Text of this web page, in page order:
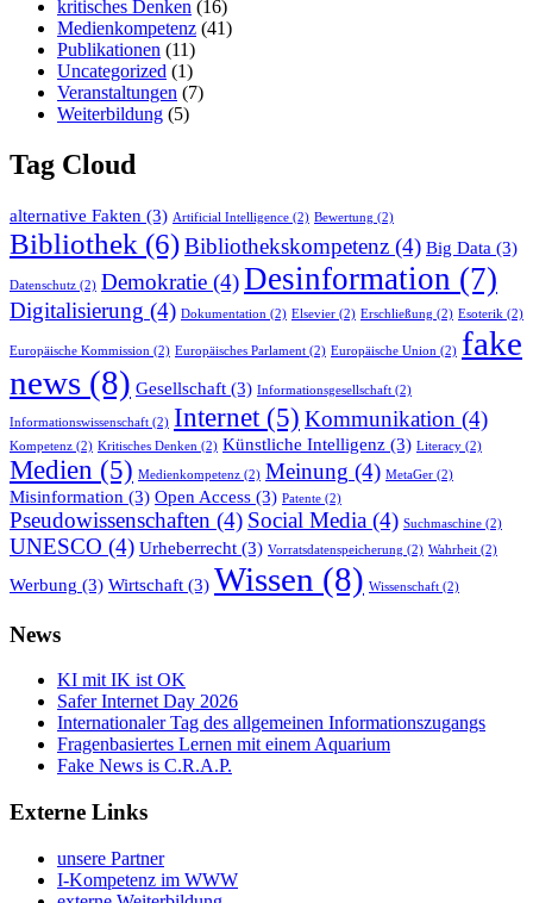
kritisches Denken (16)
Medienkompetenz (41)
Publikationen (11)
Uncategorized (1)
Veranstaltungen (7)
Weiterbildung (5)
Tag Cloud
alternative Fakten (3) Artificial Intelligence (2) Bewertung (2)
Bibliothek (6)Bibliothekskompetenz (4) Big Data (3)
Datenschutz (2) Demokratie (4)Desinformation (7)
Digitalisierung (4) Dokumentation (2) Elsevier (2) Erschließung (2) Esoterik (2)
Europäische Kommission (2) Europäisches Parlament (2) Europäische Union (2) fake
news (8) Gesellschaft (3) Informationsgesellschaft (2)
Informationswissenschaft (2) Internet(5) Kommunikation (4)
Kompetenz (2) Kritisches Denken (2) Künstliche Intelligenz (3) Literacy (2)
Medien (5) Medienkompetenz (2) Meinung (4) MetaGer (2)
Misinformation (3) Open Access (3) Patente (2)
Pseudowissenschaften (4) Social Media (4) Suchmaschine (2)
UNESCO (4) Urheberrecht (3) Vorratsdatenspeicherung (2) Wahrheit (2)
Werbung (3) Wirtschaft (3) Wissen (8) Wissenschaft (2)
News
KI mit IK ist OK
Safer Internet Day 2026
Internationaler Tag des allgemeinen Informationszugangs
Fragenbasiertes Lernen mit einem Aquarium
Fake News is C.R.A.P.
Externe Links
unsere Partner
I-Kompetenz im WWW